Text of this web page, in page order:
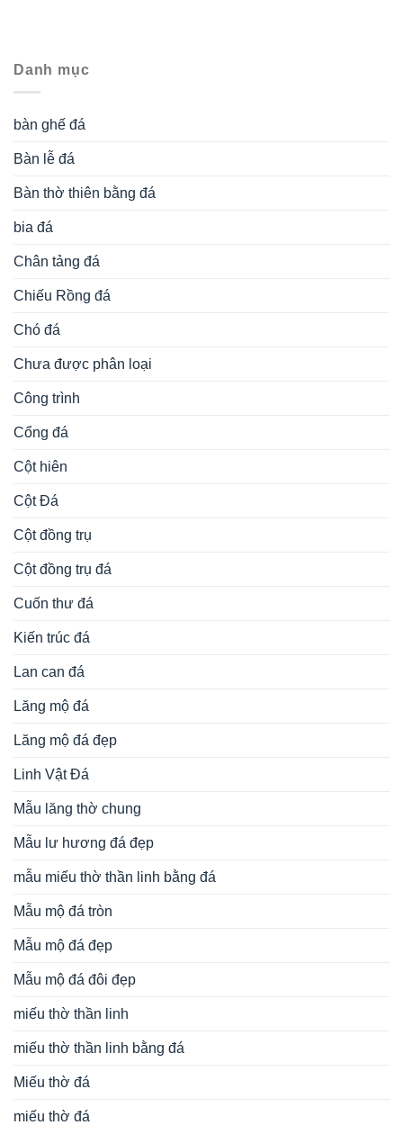
Danh mục
bàn ghế đá
Bàn lễ đá
Bàn thờ thiên bằng đá
bia đá
Chân tảng đá
Chiếu Rồng đá
Chó đá
Chưa được phân loại
Công trình
Cổng đá
Cột hiên
Cột Đá
Cột đồng trụ
Cột đồng trụ đá
Cuốn thư đá
Kiến trúc đá
Lan can đá
Lăng mộ đá
Lăng mộ đá đẹp
Linh Vật Đá
Mẫu lăng thờ chung
Mẫu lư hương đá đẹp
mẫu miếu thờ thần linh bằng đá
Mẫu mộ đá tròn
Mẫu mộ đá đẹp
Mẫu mộ đá đôi đẹp
miếu thờ thần linh
miếu thờ thần linh bằng đá
Miếu thờ đá
miếu thờ đá